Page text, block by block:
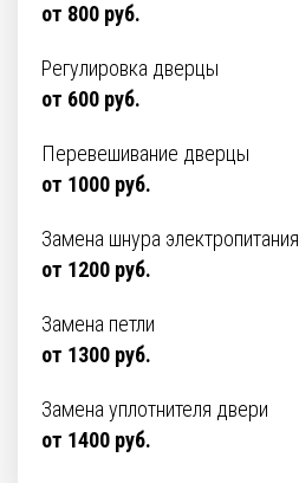
от 800 руб.
Регулировка дверцы
от 600 руб.
Перевешивание дверцы
от 1000 руб.
Замена шнура электропитания
от 1200 руб.
Замена петли
от 1300 руб.
Замена уплотнителя двери
от 1400 руб.